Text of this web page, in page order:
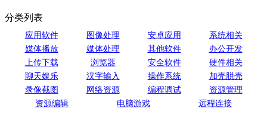
分类列表
应用软件 图像处理 安卓应用
系统相关
媒体播放
媒体处理 其他软件
办公开发
上传下载
浏览器 安全软件
硬件相关
聊天娱乐
汉字输入 操作系统
加壳脱壳
录像截图
网络资源 编程调试
资源管理
资源编辑
电脑游戏 远程连接